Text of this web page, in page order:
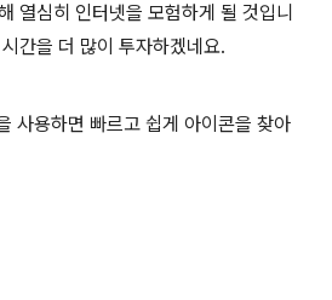
열심히 인터넷을 모험하게 될 것입니
간을 더 많이 투자하겠네요.
사용하면 빠르고 쉽게 아이콘을 찾아